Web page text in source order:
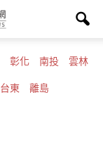
彰化 南投 雲林
台東 離島